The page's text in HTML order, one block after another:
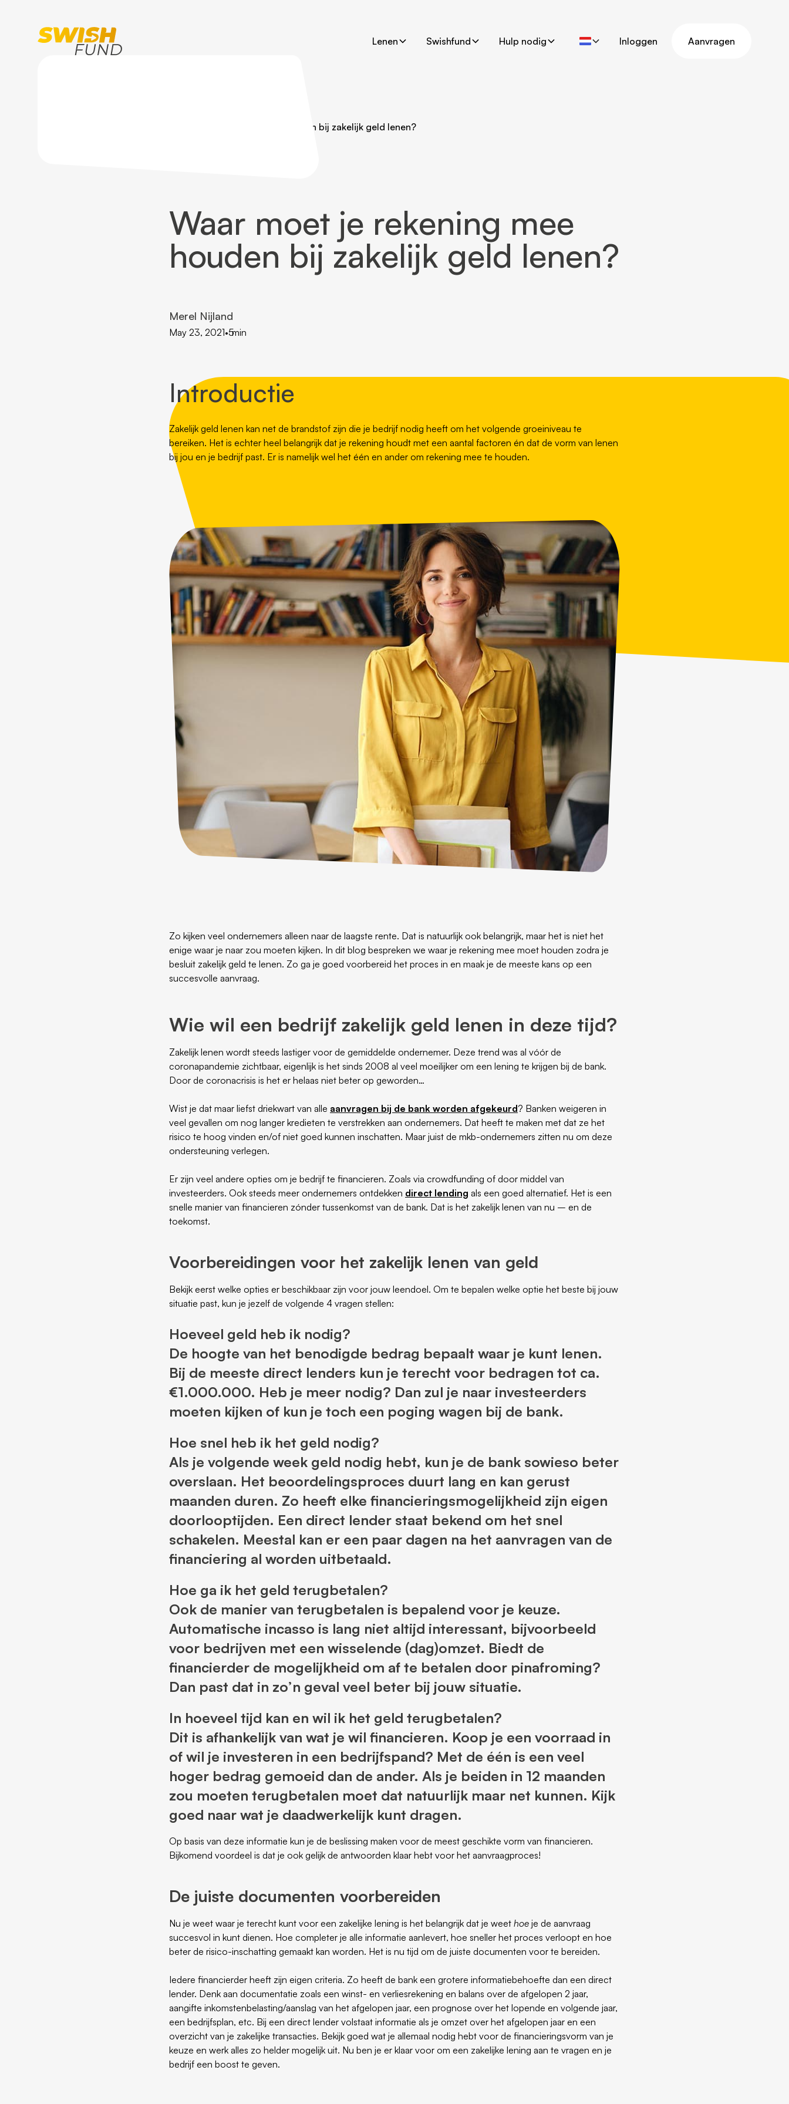
Lenen Swishfund Hulp nodig Inloggen Aanvragen
Waar moet je rekening mee houden bij zakelijk geld lenen?
Waar moet je rekening mee
houden bij zakelijk geld lenen?
Merel Nijland
May 23, 2021•5min
Introductie
Zakelijk geld lenen kan net de brandstof zijn die je bedrijf nodig heeft om het volgende groeiniveau te
bereiken. Het is echter heel belangrijk dat je rekening houdt met een aantal factoren én dat de vorm van lenen
bij jou en je bedrijf past. Er is namelijk wel het één en ander om rekening mee te houden.
Zo kijken veel ondernemers alleen naar de laagste rente. Dat is natuurlijk ook belangrijk, maar het is niet het
enige waar je naar zou moeten kijken. In dit blog bespreken we waar je rekening mee moet houden zodra je
besluit zakelijk geld te lenen. Zo ga je goed voorbereid het proces in en maak je de meeste kans op een
succesvolle aanvraag.
Wie wil een bedrijf zakelijk geld lenen in deze tijd?
Zakelijk lenen wordt steeds lastiger voor de gemiddelde ondernemer. Deze trend was al vóór de
coronapandemie zichtbaar, eigenlijk is het sinds 2008 al veel moeilijker om een lening te krijgen bij de bank.
Door de coronacrisis is het er helaas niet beter op geworden…
Wist je dat maar liefst driekwart van alle aanvragen bij de bank worden afgekeurd? Banken weigeren in
veel gevallen om nog langer kredieten te verstrekken aan ondernemers. Dat heeft te maken met dat ze het
risico te hoog vinden en/of niet goed kunnen inschatten. Maar juist de mkb-ondernemers zitten nu om deze
ondersteuning verlegen.
Er zijn veel andere opties om je bedrijf te financieren. Zoals via crowdfunding of door middel van
investeerders. Ook steeds meer ondernemers ontdekken direct lending als een goed alternatief. Het is een
snelle manier van financieren zónder tussenkomst van de bank. Dat is het zakelijk lenen van nu – en de
toekomst.
Voorbereidingen voor het zakelijk lenen van geld
Bekijk eerst welke opties er beschikbaar zijn voor jouw leendoel. Om te bepalen welke optie het beste bij jouw
situatie past, kun je jezelf de volgende 4 vragen stellen:
Hoeveel geld heb ik nodig?
De hoogte van het benodigde bedrag bepaalt waar je kunt lenen.
Bij de meeste direct lenders kun je terecht voor bedragen tot ca.
€1.000.000. Heb je meer nodig? Dan zul je naar investeerders
moeten kijken of kun je toch een poging wagen bij de bank.
Hoe snel heb ik het geld nodig?
Als je volgende week geld nodig hebt, kun je de bank sowieso beter
overslaan. Het beoordelingsproces duurt lang en kan gerust
maanden duren. Zo heeft elke financieringsmogelijkheid zijn eigen
doorlooptijden. Een direct lender staat bekend om het snel
schakelen. Meestal kan er een paar dagen na het aanvragen van de
financiering al worden uitbetaald.
Hoe ga ik het geld terugbetalen?
Ook de manier van terugbetalen is bepalend voor je keuze.
Automatische incasso is lang niet altijd interessant, bijvoorbeeld
voor bedrijven met een wisselende (dag)omzet. Biedt de
financierder de mogelijkheid om af te betalen door pinafroming?
Dan past dat in zo’n geval veel beter bij jouw situatie.
In hoeveel tijd kan en wil ik het geld terugbetalen?
Dit is afhankelijk van wat je wil financieren. Koop je een voorraad in
of wil je investeren in een bedrijfspand? Met de één is een veel
hoger bedrag gemoeid dan de ander. Als je beiden in 12 maanden
zou moeten terugbetalen moet dat natuurlijk maar net kunnen. Kijk
goed naar wat je daadwerkelijk kunt dragen.
Op basis van deze informatie kun je de beslissing maken voor de meest geschikte vorm van financieren.
Bijkomend voordeel is dat je ook gelijk de antwoorden klaar hebt voor het aanvraagproces!
De juiste documenten voorbereiden
Nu je weet waar je terecht kunt voor een zakelijke lening is het belangrijk dat je weet hoe je de aanvraag
succesvol in kunt dienen. Hoe completer je alle informatie aanlevert, hoe sneller het proces verloopt en hoe
beter de risico-inschatting gemaakt kan worden. Het is nu tijd om de juiste documenten voor te bereiden.
Iedere financierder heeft zijn eigen criteria. Zo heeft de bank een grotere informatiebehoefte dan een direct
lender. Denk aan documentatie zoals een winst- en verliesrekening en balans over de afgelopen 2 jaar,
aangifte inkomstenbelasting/aanslag van het afgelopen jaar, een prognose over het lopende en volgende jaar,
een bedrijfsplan, etc. Bij een direct lender volstaat informatie als je omzet over het afgelopen jaar en een
overzicht van je zakelijke transacties. Bekijk goed wat je allemaal nodig hebt voor de financieringsvorm van je
keuze en werk alles zo helder mogelijk uit. Nu ben je er klaar voor om een zakelijke lening aan te vragen en je
bedrijf een boost te geven.